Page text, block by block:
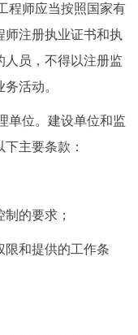
师应当按照国家有
注册执业证书和执
人员，不得以注册监
活动。
位。建设单位和监
主要条款：
的要求；
和提供的工作条